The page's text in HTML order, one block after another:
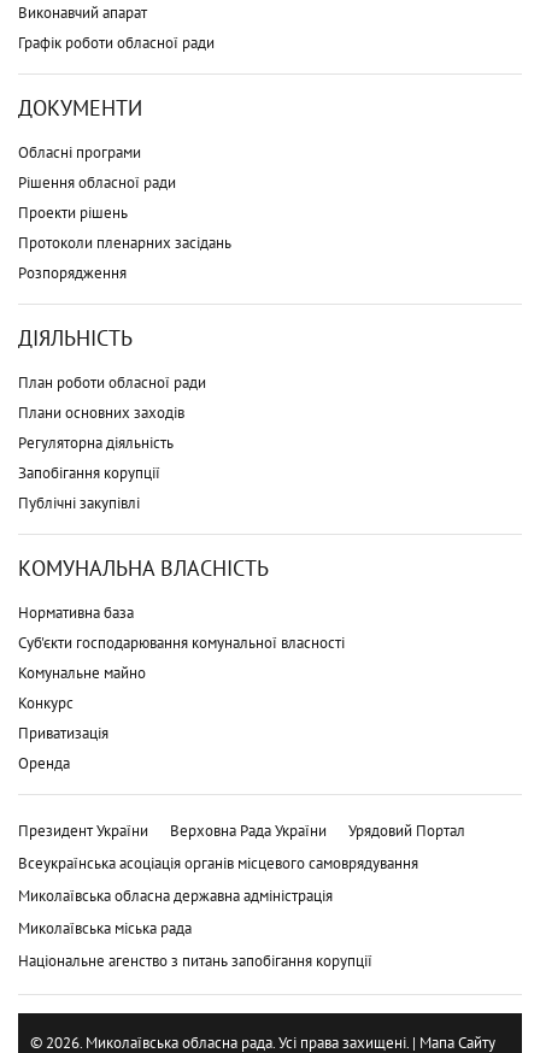
Виконавчий апарат
Графік роботи обласної ради
ДОКУМЕНТИ
Обласні програми
Рішення обласної ради
Проекти рішень
Протоколи пленарних засідань
Розпорядження
ДІЯЛЬНІСТЬ
План роботи обласної ради
Плани основних заходів
Регуляторна діяльність
Запобігання корупції
Публічні закупівлі
КОМУНАЛЬНА ВЛАСНІСТЬ
Нормативна база
Суб'єкти господарювання комунальної власності
Комунальне майно
Конкурс
Приватизація
Оренда
Президент України Верховна Рада України
Урядовий Портал
Всеукраїнська асоціація органів місцевого самоврядування
Миколаївська обласна державна адміністрація
Миколаївська міська рада
Національне агенство з питань запобігання корупції
© 2026. Миколаївська обласна рада. Усі права захищені. | Мапа Сайту